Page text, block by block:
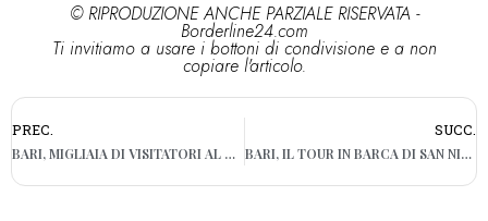
© RIPRODUZIONE ANCHE PARZIALE RISERVATA -
Borderline24.com
Ti invitiamo a usare i bottoni di condivisione e a non
copiare l'articolo.
PREC.
BARI, MIGLIAIA DI VISITATORI AL VILLAGGIO DEL GUSTO IN PIAZZA DIAZ. I COMMERCIANTI: “SODDISFATTI”
SUCC.
BARI, IL TOUR IN BARCA DI SAN NICOLA PIACE AI TURISTI STRANIERI MA L’INGLESE RESTA UN LIMITE